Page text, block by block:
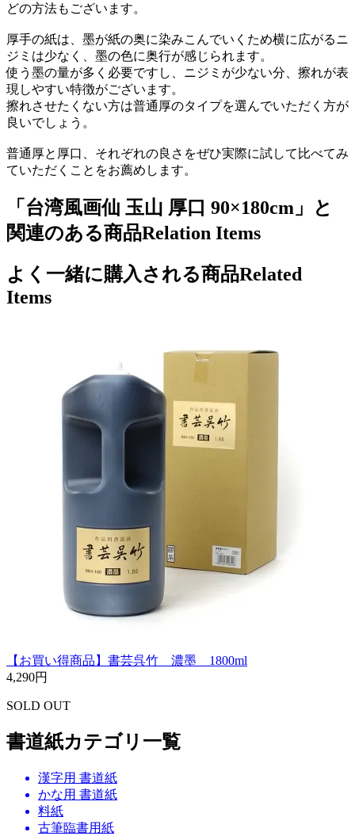
どの方法もございます。
厚手の紙は、墨が紙の奥に染みこんでいくため横に広がるニ
ジミは少なく、墨の色に奥行が感じられます。
使う墨の量が多く必要ですし、ニジミが少ない分、擦れが表
現しやすい特徴がございます。
擦れさせたくない方は普通厚のタイプを選んでいただく方が
良いでしょう。
普通厚と厚口、それぞれの良さをぜひ実際に試して比べてみ
ていただくことをお薦めします。
「台湾風画仙 玉山 厚口 90×180cm」と
関連のある商品Relation Items
よく一緒に購入される商品Related
Items
【お買い得商品】書芸呉竹 濃墨 1800ml
4,290円
SOLD OUT
書道紙カテゴリ一覧
漢字用 書道紙
かな用 書道紙
料紙
古筆臨書用紙